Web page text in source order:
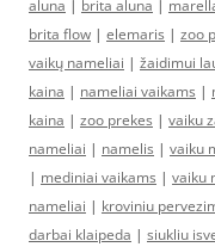
aluna | brita aluna |
brita flow | elemaris | zoo
vaikų nameliai | žaidimui
kaina | nameliai vaikams |
kaina | zoo prekes | vaiku
nameliai | namelis | vaiku
| mediniai vaikams | vaiku
nameliai | kroviniu
darbai klaipeda | siukliu